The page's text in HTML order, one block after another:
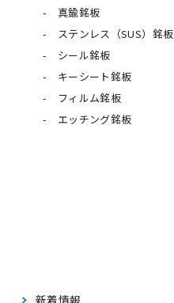
真鍮銘板
ステンレス（SUS）銘板
シール銘板
キーシート銘板
フィルム銘板
エッチング銘板
新着情報